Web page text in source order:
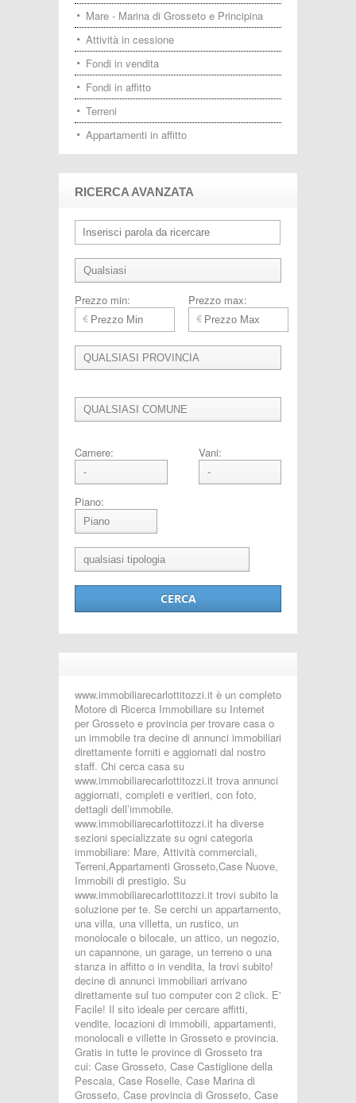
Mare - Marina di Grosseto e Principina
Attività in cessione
Fondi in vendita
Fondi in affitto
Terreni
Appartamenti in affitto
RICERCA AVANZATA
Prezzo min: Prezzo max:
Camere: Vani:
Piano:
www.immobiliarecarlottitozzi.it è un completo
Motore di Ricerca Immobiliare su Internet
per Grosseto e provincia per trovare casa o
un immobile tra decine di annunci immobiliari
direttamente forniti e aggiornati dal nostro
staff. Chi cerca casa su
www.immobiliarecarlottitozzi.it trova annunci
aggiornati, completi e veritieri, con foto,
dettagli dell’immobile.
www.immobiliarecarlottitozzi.it ha diverse
sezioni specializzate su ogni categoria
immobiliare: Mare, Attività commerciali,
Terreni,Appartamenti Grosseto,Case Nuove,
Immobili di prestigio. Su
www.immobiliarecarlottitozzi.it trovi subito la
soluzione per te. Se cerchi un appartamento,
una villa, una villetta, un rustico, un
monolocale o bilocale, un attico, un negozio,
un capannone, un garage, un terreno o una
stanza in affitto o in vendita, la trovi subito!
decine di annunci immobiliari arrivano
direttamente sul tuo computer con 2 click. E'
Facile! Il sito ideale per cercare affitti,
vendite, locazioni di immobili, appartamenti,
monolocali e villette in Grosseto e provincia.
Gratis in tutte le province di Grosseto tra
cui: Case Grosseto, Case Castiglione della
Pescaia, Case Roselle, Case Marina di
Grosseto, Case provincia di Grosseto, Case